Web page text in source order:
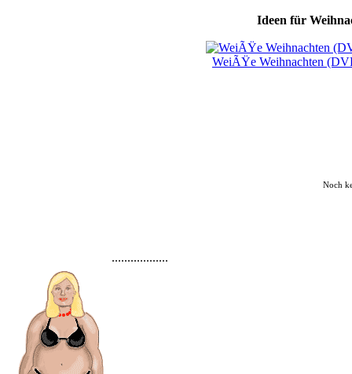
..................
Ideen für
WeiÃŸe Weihnachten
Noch